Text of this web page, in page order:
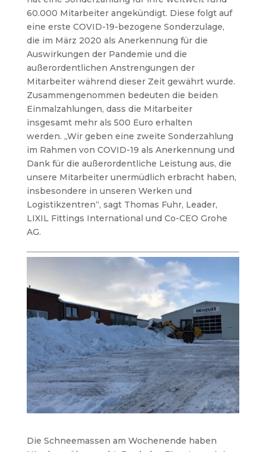
60.000 Mitarbeiter angekündigt. Diese folgt auf
eine erste COVID-19-bezogene Sonderzulage,
die im März 2020 als Anerkennung für die
Auswirkungen der Pandemie und die
außerordentlichen Anstrengungen der
Mitarbeiter während dieser Zeit gewährt wurde.
Zusammengenommen bedeuten die beiden
Einmalzahlungen, dass die Mitarbeiter
insgesamt mehr als 500 Euro erhalten
werden. „Wir geben eine zweite Sonderzahlung
im Rahmen von COVID-19 als Anerkennung und
Dank für die außerordentliche Leistung aus, die
unsere Mitarbeiter unermüdlich erbracht haben,
insbesondere in unseren Werken und
Logistikzentren“, sagt Thomas Fuhr, Leader,
LIXIL Fittings International und Co-CEO Grohe
AG.
Die Schneemassen am Wochenende haben